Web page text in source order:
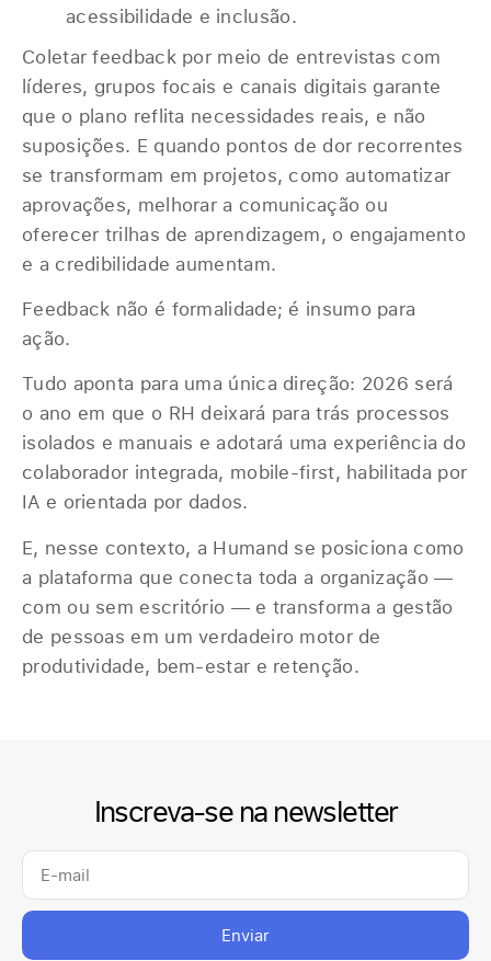
acessibilidade e inclusão.
Coletar feedback por meio de entrevistas com
líderes, grupos focais e canais digitais garante
que o plano reflita necessidades reais, e não
suposições. E quando pontos de dor recorrentes
se transformam em projetos, como automatizar
aprovações, melhorar a comunicação ou
oferecer trilhas de aprendizagem, o engajamento
e a credibilidade aumentam.
Feedback não é formalidade; é insumo para
ação.
Tudo aponta para uma única direção: 2026 será
o ano em que o RH deixará para trás processos
isolados e manuais e adotará uma experiência do
colaborador integrada, mobile-first, habilitada por
IA e orientada por dados.
E, nesse contexto, a Humand se posiciona como
a plataforma que conecta toda a organização —
com ou sem escritório — e transforma a gestão
de pessoas em um verdadeiro motor de
produtividade, bem-estar e retenção.
Inscreva-se na newsletter
Enviar